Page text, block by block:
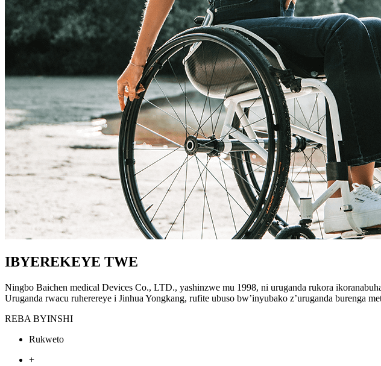
IBYEREKEYE TWE
Ningbo Baichen medical Devices Co., LTD., yashinzwe mu 1998, ni uruganda rukora
Uruganda rwacu ruherereye i Jinhua Yongkang, rufite ubuso bw’inyubako z’uruganda burenga
REBA BYINSHI
Rukweto
+